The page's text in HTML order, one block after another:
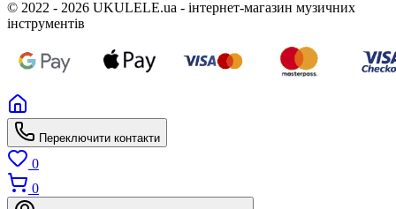
© 2022 - 2026 UKULELE.ua - інтернет-магазин музичних
інструментів
Переключити контакти
0
0